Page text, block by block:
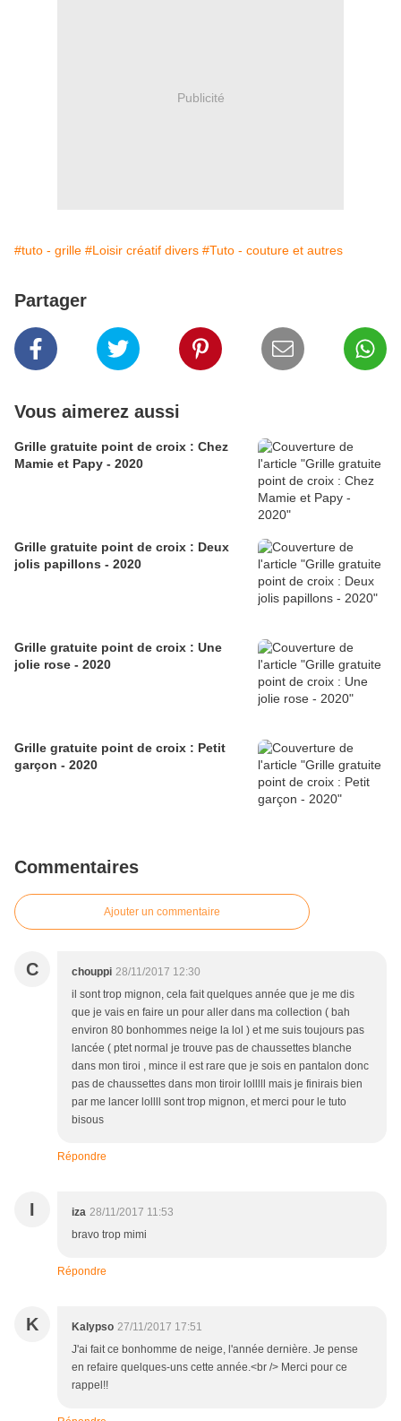
Publicité
#tuto - grille #Loisir créatif divers #Tuto - couture et autres
Partager
Vous aimerez aussi
Grille gratuite point de croix : Chez
Mamie et Papy - 2020
Grille gratuite point de croix : Deux
jolis papillons - 2020
Grille gratuite point de croix : Une
jolie rose - 2020
Grille gratuite point de croix : Petit
garçon - 2020
Commentaires
Ajouter un commentaire
C chouppi 28/11/2017 12:30
il sont trop mignon, cela fait quelques année que je me dis
que je vais en faire un pour aller dans ma collection ( bah
environ 80 bonhommes neige la lol ) et me suis toujours pas
lancée ( ptet normal je trouve pas de chaussettes blanche
dans mon tiroi , mince il est rare que je sois en pantalon donc
pas de chaussettes dans mon tiroir lolllll mais je finirais bien
par me lancer lollll sont trop mignon, et merci pour le tuto
bisous
Répondre
I iza 28/11/2017 11:53
bravo trop mimi
Répondre
K Kalypso 27/11/2017 17:51
J'ai fait ce bonhomme de neige, l'année dernière. Je pense
en refaire quelques-uns cette année.<br /> Merci pour ce
rappel!!